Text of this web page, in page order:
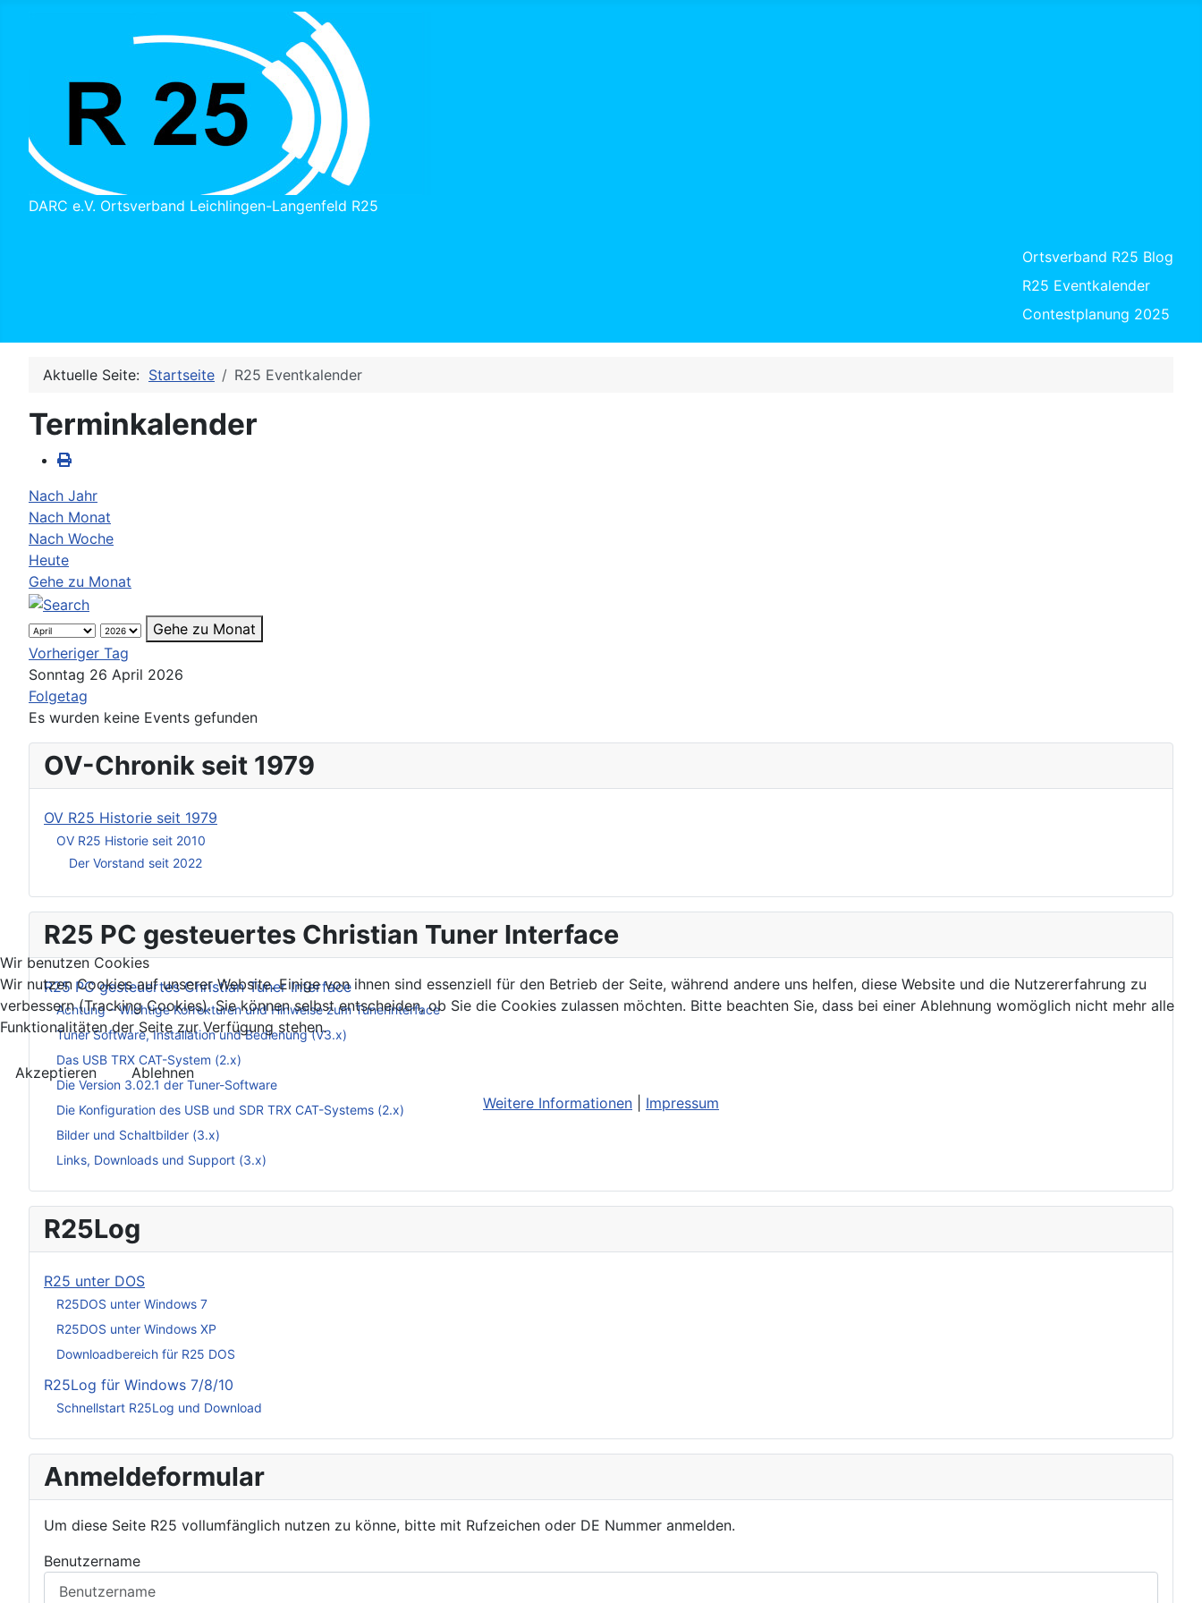
DARC e.V. Ortsverband Leichlingen-Langenfeld R25
Ortsverband R25 Blog
R25 Eventkalender
Contestplanung 2025
OV-Chronik seit 1979
OV R25 Historie seit 1979
OV R25 Historie seit 2010
Der Vorstand seit 2022
R25 PC gesteuertes Christian Tuner Interface
R25 PC gesteuertes Christian Tuner Interface
Achtung – Wichtige Korrekturen und Hinweise zum Tunerinterface
Tuner Software, Installation und Bedienung (V3.x)
Das USB TRX CAT-System (2.x)
Die Version 3.02.1 der Tuner-Software
Die Konfiguration des USB und SDR TRX CAT-Systems (2.x)
Bilder und Schaltbilder (3.x)
Links, Downloads und Support (3.x)
R25Log
R25 unter DOS
R25DOS unter Windows 7
R25DOS unter Windows XP
Downloadbereich für R25 DOS
R25Log für Windows 7/8/10
Schnellstart R25Log und Download
Anmeldeformular
Um diese Seite R25 vollumfänglich nutzen zu könne, bitte mit Rufzeichen oder DE Nummer anmelden.
Benutzername
Aktuelle Seite: Startseite R25 Eventkalender
Terminkalender
Nach Jahr
Nach Monat
Nach Woche
Heute
Gehe zu Monat
Gehe zu Monat
Vorheriger Tag
Sonntag 26 April 2026
Folgetag
Es wurden keine Events gefunden
Wir benutzen Cookies
Wir nutzen Cookies auf unserer Website. Einige von ihnen sind essenziell für den Betrieb der Seite, während andere uns helfen, diese Website und die Nutzererfahrung zu
verbessern (Tracking Cookies). Sie können selbst entscheiden, ob Sie die Cookies zulassen möchten. Bitte beachten Sie, dass bei einer Ablehnung womöglich nicht mehr alle
Funktionalitäten der Seite zur Verfügung stehen.
Akzeptieren
Ablehnen
Weitere Informationen
Impressum